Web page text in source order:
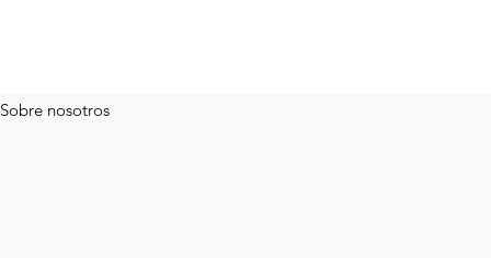
Sobre nosotros